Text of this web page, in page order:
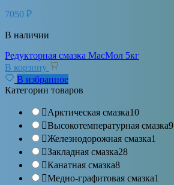
7050 ₽
В наличии
Редукторная смазка МасМол 5кг
В корзину
В избранное
Категории товаров
Арктическая смазка10
Высокотемпературная смазка9
Железнодорожная смазка1
Закладная смазка28
Канатная смазка8
Медно-графитовая смазка1